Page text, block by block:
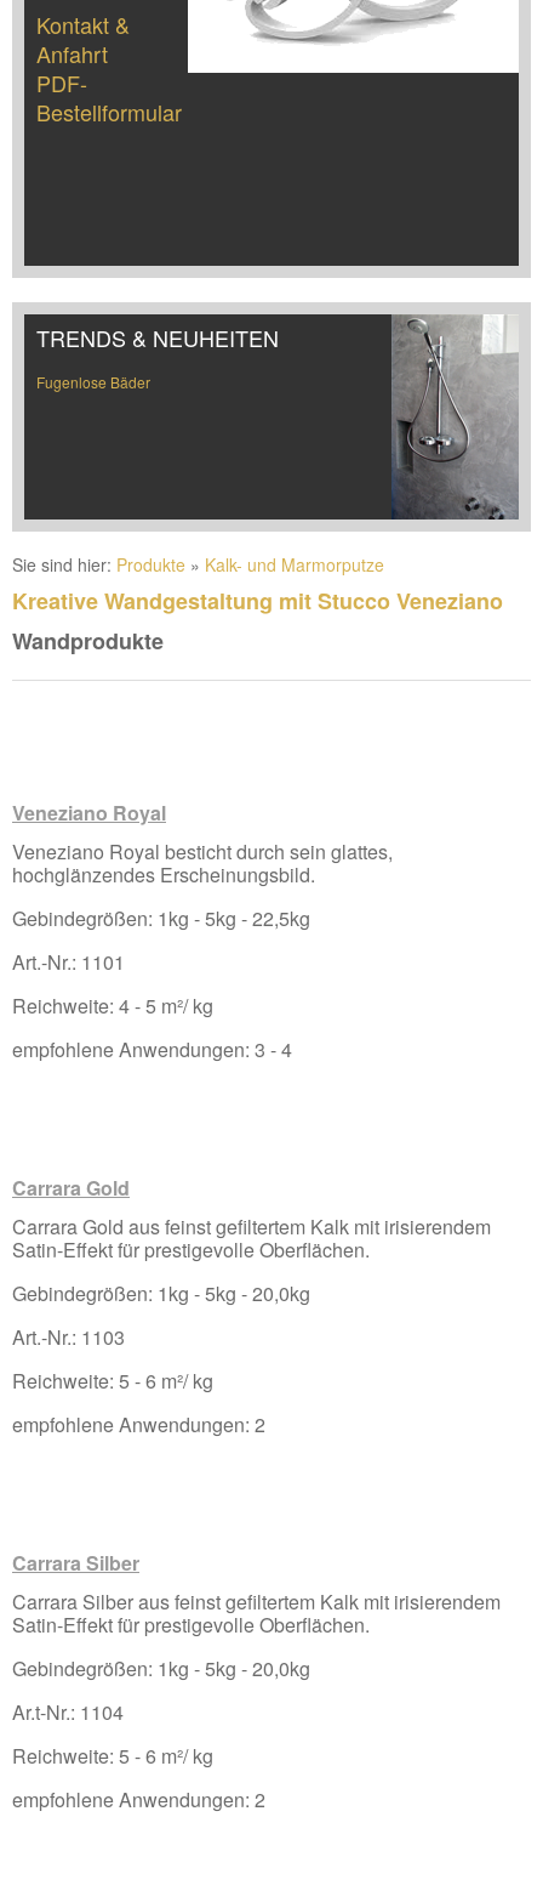
Kontakt &
Anfahrt
PDF-
Bestellformular
TRENDS & NEUHEITEN
Fugenlose Bäder
Sie sind hier: Produkte » Kalk- und Marmorputze
Kreative Wandgestaltung mit Stucco Veneziano
Wandprodukte
Veneziano Royal
Veneziano Royal besticht durch sein glattes,
hochglänzendes Erscheinungsbild.
Gebindegrößen: 1kg - 5kg - 22,5kg
Art.-Nr.: 1101
Reichweite: 4 - 5 m²/ kg
empfohlene Anwendungen: 3 - 4
Carrara Gold
Carrara Gold aus feinst gefiltertem Kalk mit irisierendem
Satin-Effekt für prestigevolle Oberflächen.
Gebindegrößen: 1kg - 5kg - 20,0kg
Art.-Nr.: 1103
Reichweite: 5 - 6 m²/ kg
empfohlene Anwendungen: 2
Carrara Silber
Carrara Silber aus feinst gefiltertem Kalk mit irisierendem
Satin-Effekt für prestigevolle Oberflächen.
Gebindegrößen: 1kg - 5kg - 20,0kg
Ar.t-Nr.: 1104
Reichweite: 5 - 6 m²/ kg
empfohlene Anwendungen: 2